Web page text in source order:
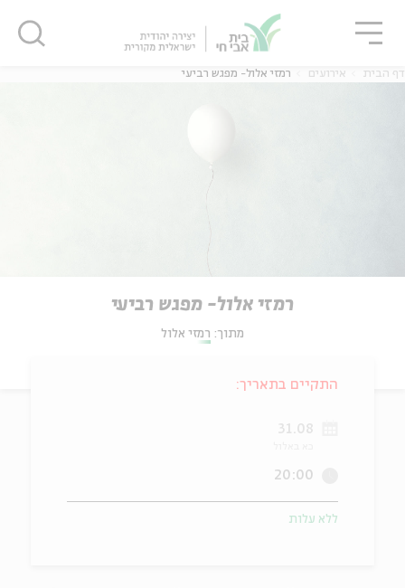
דף הבית אירועים רמזי אלול- מפגש רביעי
רמזי אלול- מפגש רביעי
מתוך: רמזי אלול
התקיים בתאריך:
31.08
20:00
ללא עלות
סגור